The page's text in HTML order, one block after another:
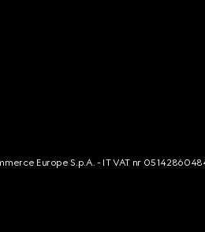
Europe S.p.A. - IT VAT nr